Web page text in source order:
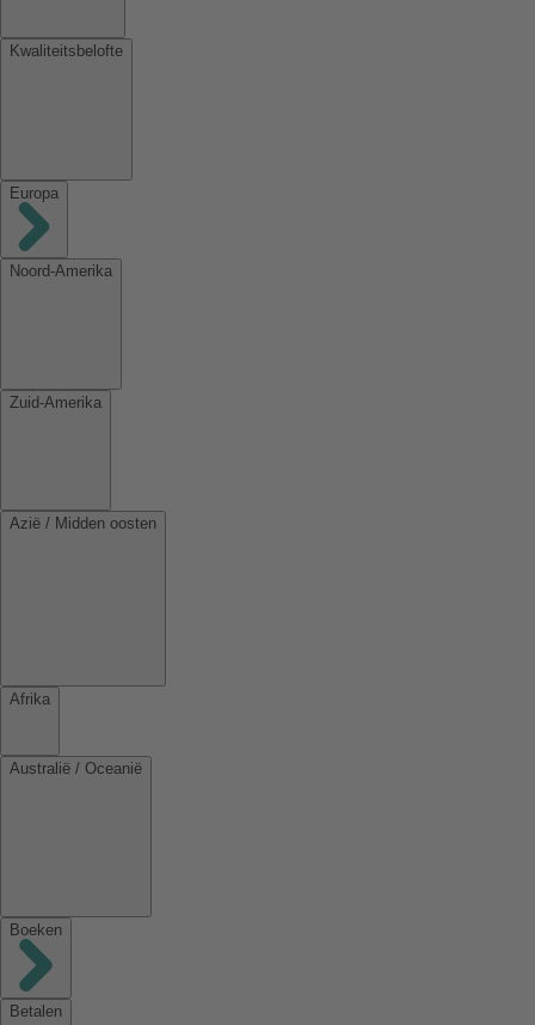
Kwaliteitsbelofte
Europa
Noord-Amerika
Zuid-Amerika
Azië / Midden oosten
Afrika
Australië / Oceanië
Boeken
Betalen